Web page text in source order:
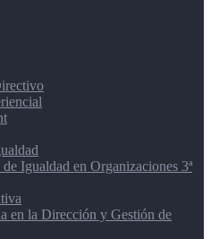
Igualdad en Organizaciones 3ª
en la Dirección y Gestión de